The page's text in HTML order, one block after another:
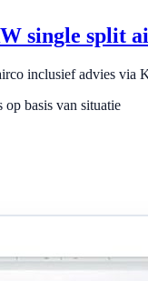
single split
inclusief advies via
basis van situatie